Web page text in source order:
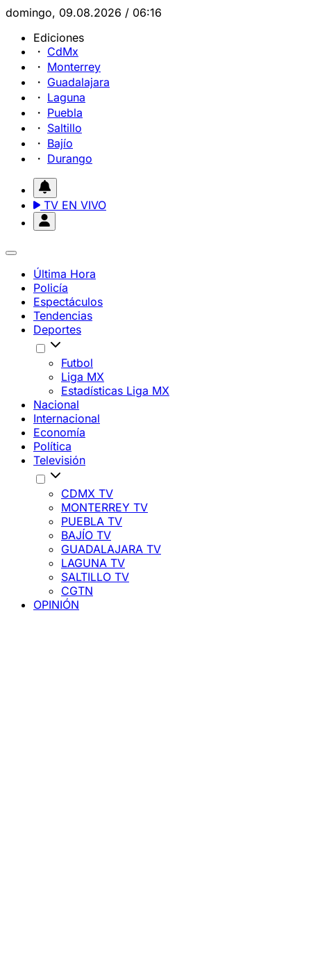
domingo, 09.08.2026 / 06:16
Ediciones
CdMx
Monterrey
Guadalajara
Laguna
Puebla
Saltillo
Bajío
Durango
TV EN VIVO
Última Hora
Policía
Espectáculos
Tendencias
Deportes
Futbol
Liga MX
Estadísticas Liga MX
Nacional
Internacional
Economía
Política
Televisión
CDMX TV
MONTERREY TV
PUEBLA TV
BAJÍO TV
GUADALAJARA TV
LAGUNA TV
SALTILLO TV
CGTN
OPINIÓN